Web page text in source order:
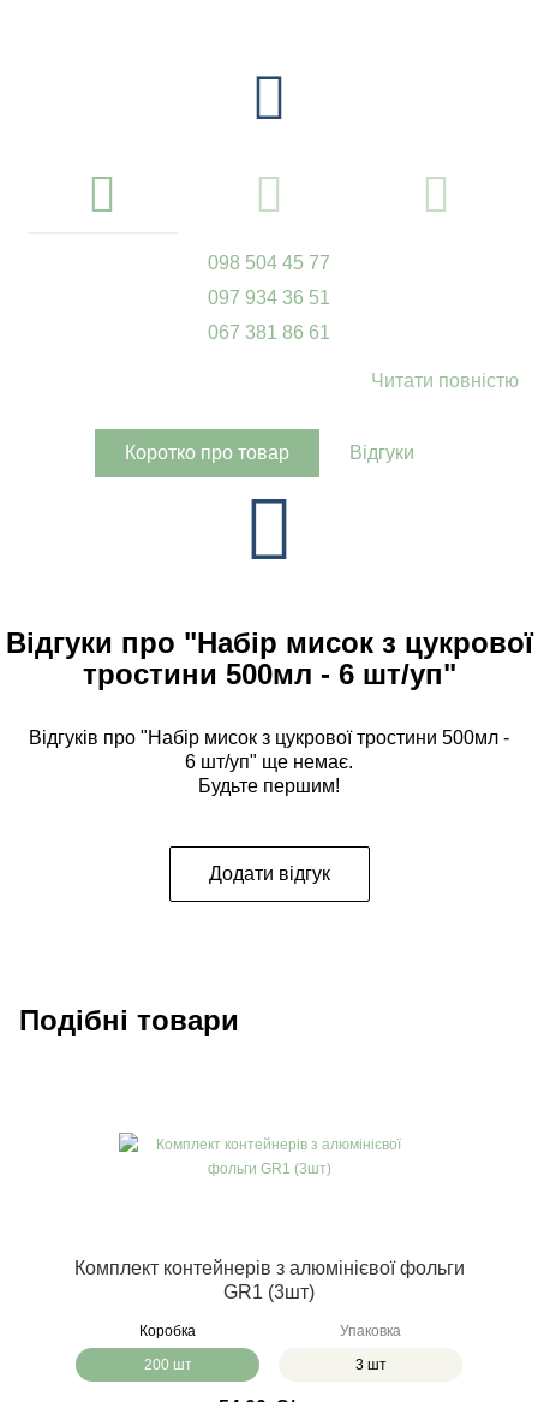
098 504 45 77
097 934 36 51
067 381 86 61
Читати повністю
Коротко про товар Відгуки
Відгуки про "Набір мисок з цукрової
тростини 500мл - 6 шт/уп"
Відгуків про "Набір мисок з цукрової тростини 500мл -
6 шт/уп" ще немає.
Будьте першим!
Додати відгук
Подібні товари
Комплект контейнерів з алюмінієвої фольги
GR1 (3шт)
Коробка
200 шт
Упаковка
3 шт